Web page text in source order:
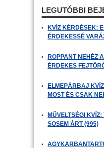
LEGUTÓBBI
KVÍZ KÉRDÉSEK:
ÉRDEKESSÉ
ROPPANT NEHÉZ
ÉRDEKES
ELMEPÁRBAJ
MOST ÉS CSAK
MŰVELTSÉGI
SOSEM ÁRT (995)